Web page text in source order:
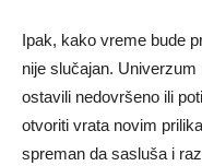
Ipak, kako vreme bude
nije slučajan. Univerzum
ostavili nedovršeno ili
otvoriti vrata novim
spreman da sasluša i